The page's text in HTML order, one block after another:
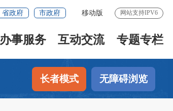
省政府 市政府 移动版 网站支持IPV6
办事服务 互动交流 专题专栏
长者模式 无障碍浏览